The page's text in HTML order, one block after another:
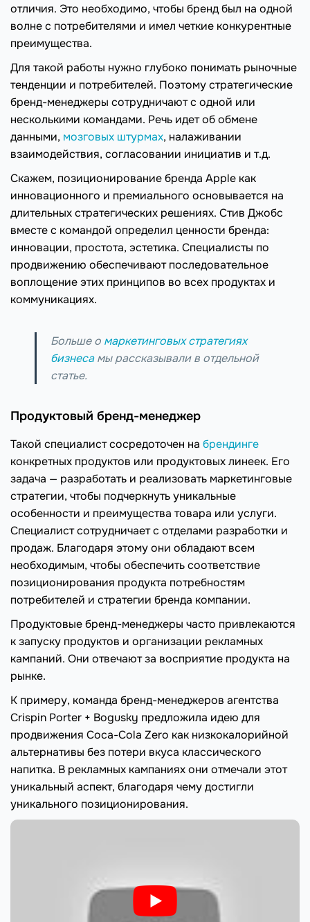
отличия. Это необходимо, чтобы бренд был на одной
волне с потребителями и имел четкие конкурентные
преимущества.
Для такой работы нужно глубоко понимать рыночные
тенденции и потребителей. Поэтому стратегические
бренд-менеджеры сотрудничают с одной или
несколькими командами. Речь идет об обмене
данными, мозговых штурмах, налаживании
взаимодействия, согласовании инициатив и т.д.
Скажем, позиционирование бренда Apple как
инновационного и премиального основывается на
длительных стратегических решениях. Стив Джобс
вместе с командой определил ценности бренда:
инновации, простота, эстетика. Специалисты по
продвижению обеспечивают последовательное
воплощение этих принципов во всех продуктах и
коммуникациях.
Больше о маркетинговых стратегиях
бизнесамы рассказывали в отдельной
статье.
Продуктовый бренд-менеджер
Такой специалист сосредоточен на брендинге
конкретных продуктов или продуктовых линеек. Его
задача — разработать и реализовать маркетинговые
стратегии, чтобы подчеркнуть уникальные
особенности и преимущества товара или услуги.
Специалист сотрудничает с отделами разработки и
продаж. Благодаря этому они обладают всем
необходимым, чтобы обеспечить соответствие
позиционирования продукта потребностям
потребителей и стратегии бренда компании.
Продуктовые бренд-менеджеры часто привлекаются
к запуску продуктов и организации рекламных
кампаний. Они отвечают за восприятие продукта на
рынке.
К примеру, команда бренд-менеджеров агентства
Crispin Porter + Bogusky предложила идею для
продвижения Coca-Cola Zero как низкокалорийной
альтернативы без потери вкуса классического
напитка. В рекламных кампаниях они отмечали этот
уникальный аспект, благодаря чему достигли
уникального позиционирования.